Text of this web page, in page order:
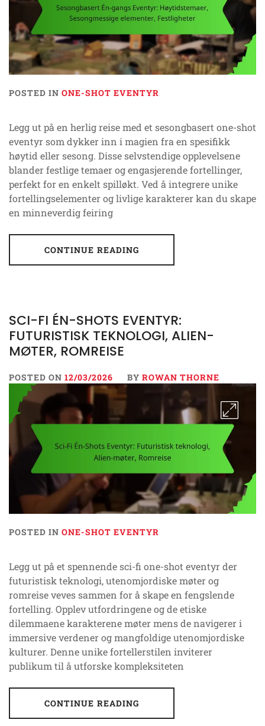
POSTED IN ONE-SHOT EVENTYR
Legg ut på en herlig reise med et sesongbasert one-shot
eventyr som dykker inn i magien fra en spesifikk
høytid eller sesong. Disse selvstendige opplevelsene
blander festlige temaer og engasjerende fortellinger,
perfekt for en enkelt spilløkt. Ved å integrere unike
fortellingselementer og livlige karakterer kan du skape
en minneverdig feiring
CONTINUE READING
SCI-FI ÉN-SHOTS EVENTYR:
FUTURISTISK TEKNOLOGI, ALIEN-
MØTER, ROMREISE
POSTED ON 12/03/2026 BY ROWAN THORNE
POSTED IN ONE-SHOT EVENTYR
Legg ut på et spennende sci-fi one-shot eventyr der
futuristisk teknologi, utenomjordiske møter og
romreise veves sammen for å skape en fengslende
fortelling. Opplev utfordringene og de etiske
dilemmaene karakterene møter mens de navigerer i
immersive verdener og mangfoldige utenomjordiske
kulturer. Denne unike fortellerstilen inviterer
publikum til å utforske kompleksiteten
CONTINUE READING